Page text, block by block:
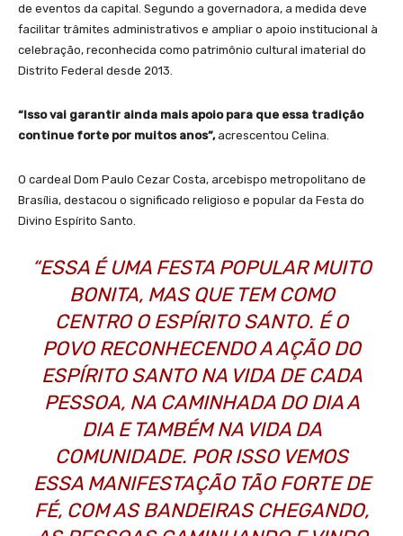
de eventos da capital. Segundo a governadora, a medida deve
facilitar trâmites administrativos e ampliar o apoio institucional à
celebração, reconhecida como patrimônio cultural imaterial do
Distrito Federal desde 2013.
“Isso vai garantir ainda mais apoio para que essa tradição
continue forte por muitos anos”,acrescentou Celina.
O cardeal Dom Paulo Cezar Costa, arcebispo metropolitano de
Brasília, destacou o significado religioso e popular da Festa do
Divino Espírito Santo.
“ESSA É UMA FESTA POPULAR MUITO
BONITA, MAS QUE TEM COMO
CENTRO O ESPÍRITO SANTO. É O
POVO RECONHECENDO A AÇÃO DO
ESPÍRITO SANTO NA VIDA DE CADA
PESSOA, NA CAMINHADA DO DIA A
DIA E TAMBÉM NA VIDA DA
COMUNIDADE. POR ISSO VEMOS
ESSA MANIFESTAÇÃO TÃO FORTE DE
FÉ, COM AS BANDEIRAS CHEGANDO,